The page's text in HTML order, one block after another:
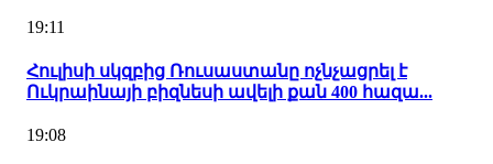
19:11
Հուլիսի սկզբից Ռուսաստանը ոչնչացրել է
Ուկրաինայի բիզնեսի ավելի քան 400 հազա...
19:08